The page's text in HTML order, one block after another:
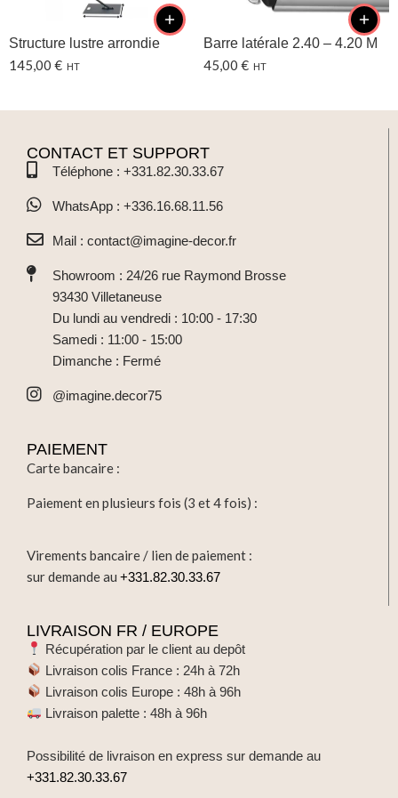
Structure lustre arrondie
145,00 € HT
Barre latérale 2.40 – 4.20 M
45,00 € HT
CONTACT ET SUPPORT
Téléphone : +331.82.30.33.67
WhatsApp : +336.16.68.11.56
Mail : contact@imagine-decor.fr
Showroom : 24/26 rue Raymond Brosse
93430 Villetaneuse
Du lundi au vendredi : 10:00 - 17:30
Samedi : 11:00 - 15:00
Dimanche : Fermé
@imagine.decor75
PAIEMENT
Carte bancaire :
Paiement en plusieurs fois (3 et 4 fois) :
Virements bancaire / lien de paiement :
sur demande au +331.82.30.33.67
LIVRAISON FR / EUROPE
Récupération par le client au depôt
Livraison colis France : 24h à 72h
Livraison colis Europe : 48h à 96h
Livraison palette : 48h à 96h
Possibilité de livraison en express sur demande au
+331.82.30.33.67